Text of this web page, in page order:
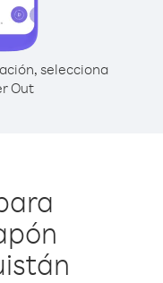
selecciona
Out